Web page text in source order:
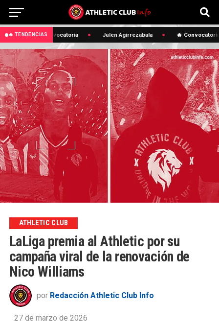
🔥 TENDENCIAS🔥 Convocatoria Julen Agirrezabala 🔥 Convocatoria
ATHLETIC CLUB
LaLiga premia al Athletic por su
campaña viral de la renovación de
Nico Williams
por Redacción Athletic Club Info
27 de marzo de 2026